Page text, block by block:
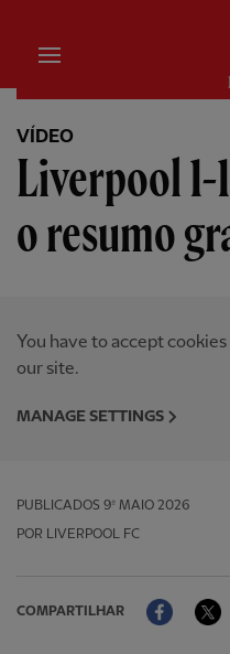
VÍDEO
Liverpool 1-
o resumo
You have to accept
our site.
MANAGE SETTINGS
PUBLICADOS 9º MAIO 2026
POR LIVERPOOL FC
COMPARTILHAR